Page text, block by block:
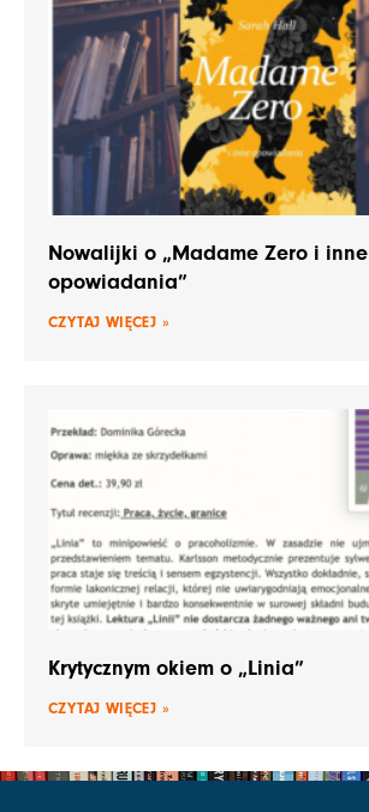
Nowalijki o „Madame Zero i inne
opowiadania”
CZYTAJ WIĘCEJ »
Krytycznym okiem o „Linia”
CZYTAJ WIĘCEJ »